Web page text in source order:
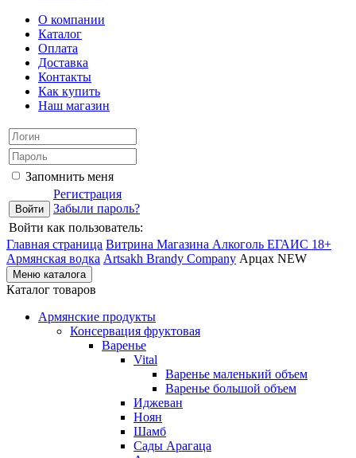
О компании
Каталог
Оплата
Доставка
Контакты
Как купить
Наш магазин
Запомнить меня
Регистрация
Забыли пароль?
Войти как пользователь:
Главная страница Витрина Магазина Алкоголь ЕГАИС 18+
Армянская водка Artsakh Brandy Company Арцах NEW
Меню каталога
Каталог товаров
Армянские продукты
Консервация фруктовая
Варенье
Vital
Варенье маленький объем
Варенье большой объем
Иджеван
Ноян
Шамб
Сады Арагаца